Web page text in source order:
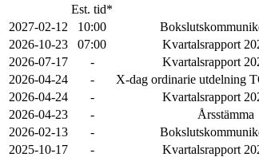
Est. tid*
2027-02-12
10:00
2026-10-23
07:00
Kvartalsrapport
2026-07-17
-
Kvartalsrapport
2026-04-24
-
X-dag ordinarie utdelning
2026-04-24
-
Kvartalsrapport
2026-04-23
-
Årsstämma
2026-02-13
-
2025-10-17
-
Kvartalsrapport